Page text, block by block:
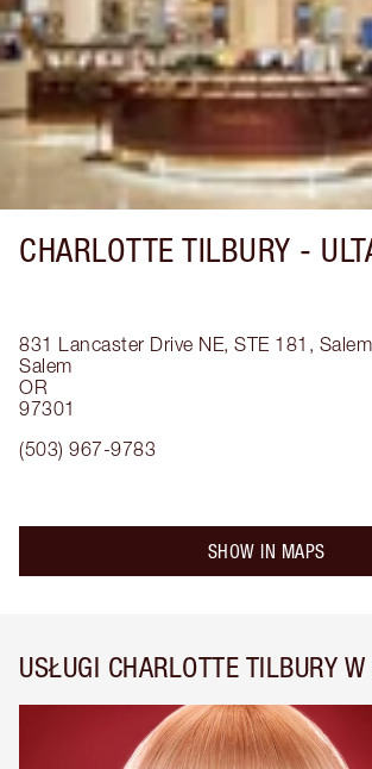
CHARLOTTE TILBURY -
831 Lancaster Drive NE, STE 181,
Salem
OR
97301
(503) 967-9783
SHOW IN MAPS
USŁUGI CHARLOTTE TILBURY